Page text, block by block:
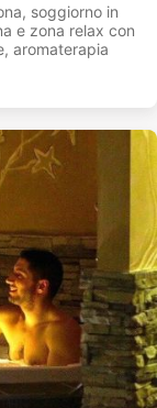
soggiorno in
e zona relax con
aromaterapia